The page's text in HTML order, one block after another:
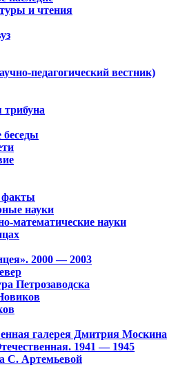
и чтения
педагогический вестник)
трибуна
беседы
факты
науки
математические науки
2000 — 2003
Петрозаводска
галерея Дмитрия Москина
1941 — 1945
С. Артемьевой